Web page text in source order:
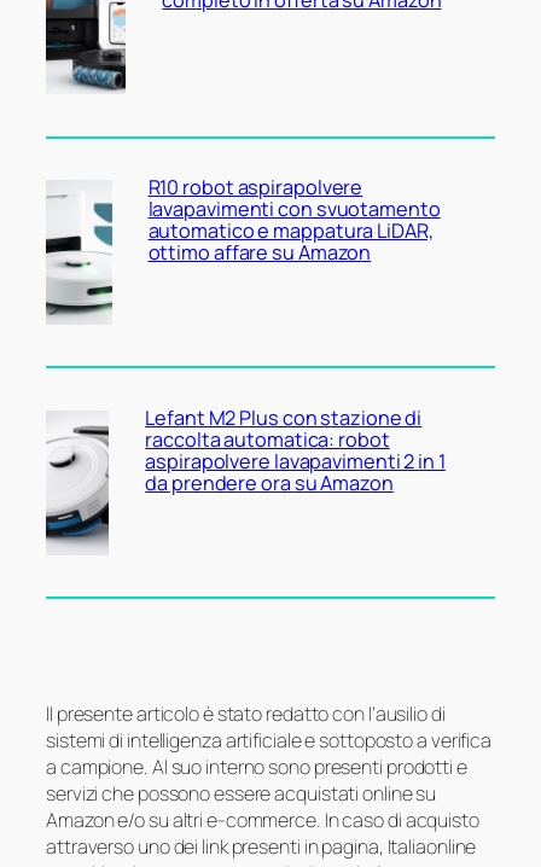
R10 robot aspirapolvere
lavapavimenti con svuotamento
automatico e mappatura LiDAR,
ottimo affare su Amazon
Lefant M2 Plus con stazione di
raccolta automatica: robot
aspirapolvere lavapavimenti 2 in 1
da prendere ora su Amazon
Il presente articolo è stato redatto con l’ausilio di
sistemi di intelligenza artificiale e sottoposto a verifica
a campione. Al suo interno sono presenti prodotti e
servizi che possono essere acquistati online su
Amazon e/o su altri e-commerce. In caso di acquisto
attraverso uno dei link presenti in pagina, Italiaonline